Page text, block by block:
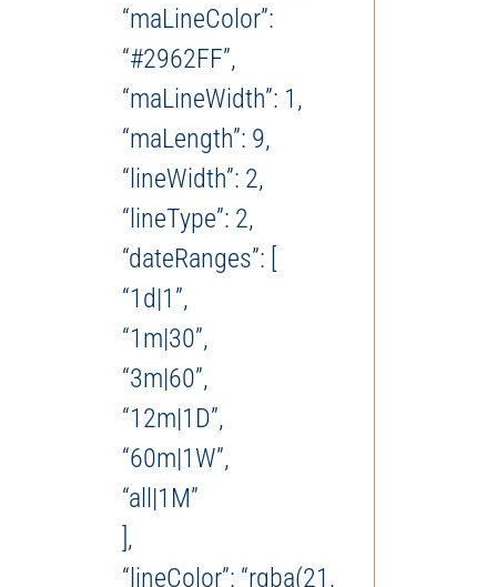
“maLineColor”:
“#2962FF”,
“maLineWidth”: 1,
“maLength”: 9,
“lineWidth”: 2,
“lineType”: 2,
“dateRanges”: [
“1d|1”,
“1m|30”,
“3m|60”,
“12m|1D”,
“60m|1W”,
“all|1M”
],
“lineColor”: “rgba(21,